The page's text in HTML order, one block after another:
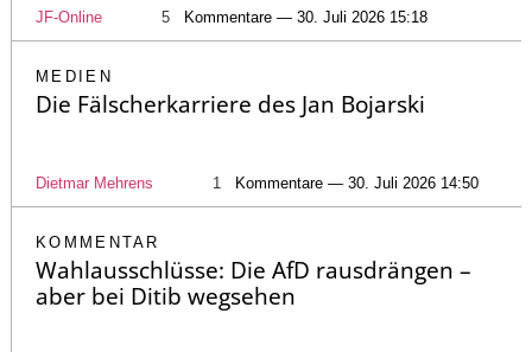
JF-Online 5 Kommentare — 30. Juli 2026 15:18
MEDIEN
Die Fälscherkarriere des Jan Bojarski
Dietmar Mehrens 1 Kommentare — 30. Juli 2026 14:50
KOMMENTAR
Wahlausschlüsse: Die AfD rausdrängen –
aber bei Ditib wegsehen